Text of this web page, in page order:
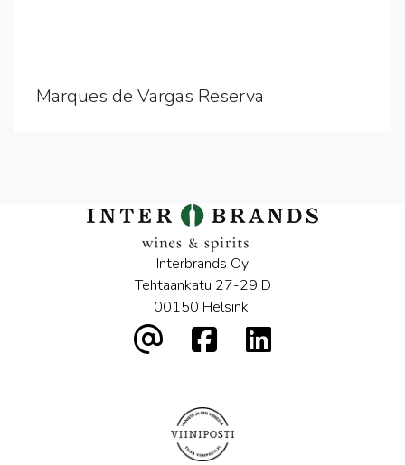
Marques de Vargas Reserva
Interbrands Oy
Tehtaankatu 27-29 D
00150 Helsinki